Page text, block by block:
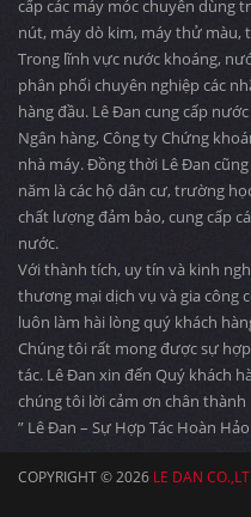
cấp các máy móc chuyên dùng
nút, máy dò kim, máy thử màu,
Trong lĩnh vực nước khoáng,
phân phối chuyên nghiệp các
hàng đầu. Lê Đan cung cấp
Ngân hàng, Công ty Chứng
nhà máy. Đồng thời Lê Đan
năm là các hộ dân cư, trường
chất lượng đảm bảo, cung cấp
nước.
Với thành tích, uy tín và kinh
thương mại dịch vụ và gia công
luôn làm hài lòng quý khách
Chúng tôi rất mong được sự
tác. Lê Đan xin đến Quý khách
chúng tôi lời cảm ơn chân thành
” Lê Đan – Sự Hợp Tác Hoàn
COPYRIGHT © 2026 LE DAN